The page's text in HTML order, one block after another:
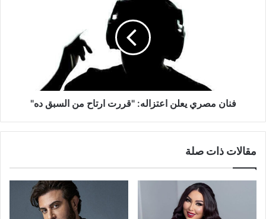
فنان مصري يعلن اعتزاله: "قررت ارتاح من السبق ده"
مقالات ذات صلة